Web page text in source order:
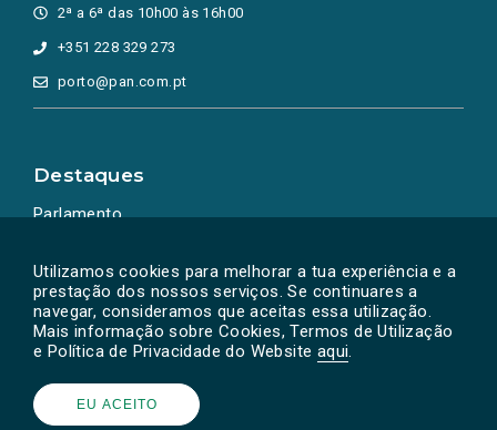
Utilizamos cookies para melhorar a tua experiência e a
prestação dos nossos serviços. Se continuares a
navegar, consideramos que aceitas essa utilização.
Mais informação sobre Cookies, Termos de Utilização
e Política de Privacidade do Website aqui.
EU ACEITO
2ª a 6ª das 10h00 às 16h00
+351 228 329 273
porto@pan.com.pt
Destaques
Parlamento
Powered by © PAN 2026